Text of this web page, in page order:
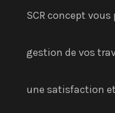
SCR concept
gestion de vos
une satisfaction